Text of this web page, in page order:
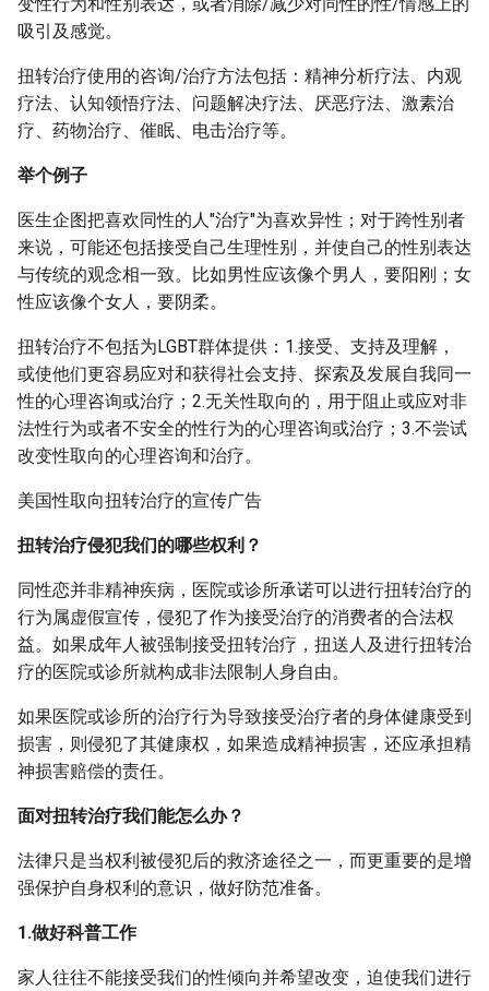
吸引及感觉。
扭转治疗使用的咨询/治疗方法包括：精神分析疗法、内观
疗法、认知领悟疗法、问题解决疗法、厌恶疗法、激素治
疗、药物治疗、催眠、电击治疗等。
举个例子
医生企图把喜欢同性的人"治疗"为喜欢异性；对于跨性别者
来说，可能还包括接受自己生理性别，并使自己的性别表达
与传统的观念相一致。比如男性应该像个男人，要阳刚；女
性应该像个女人，要阴柔。
扭转治疗不包括为LGBT群体提供：1.接受、支持及理解，
或使他们更容易应对和获得社会支持、探索及发展自我同一
性的心理咨询或治疗；2.无关性取向的，用于阻止或应对非
法性行为或者不安全的性行为的心理咨询或治疗；3.不尝试
改变性取向的心理咨询和治疗。
美国性取向扭转治疗的宣传广告
扭转治疗侵犯我们的哪些权利？
同性恋并非精神疾病，医院或诊所承诺可以进行扭转治疗的
行为属虚假宣传，侵犯了作为接受治疗的消费者的合法权
益。如果成年人被强制接受扭转治疗，扭送人及进行扭转治
疗的医院或诊所就构成非法限制人身自由。
如果医院或诊所的治疗行为导致接受治疗者的身体健康受到
损害，则侵犯了其健康权，如果造成精神损害，还应承担精
神损害赔偿的责任。
面对扭转治疗我们能怎么办？
法律只是当权利被侵犯后的救济途径之一，而更重要的是增
强保护自身权利的意识，做好防范准备。
1.做好科普工作
家人往往不能接受我们的性倾向并希望改变，迫使我们进行